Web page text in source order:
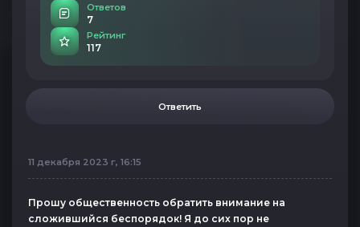
Ответов
7
Рейтинг
117
Ответить
11 декабря 2023 г, 16:15
Прошу общественность обратить внимание на
сложившийся беспорядок! Я до сих пор не